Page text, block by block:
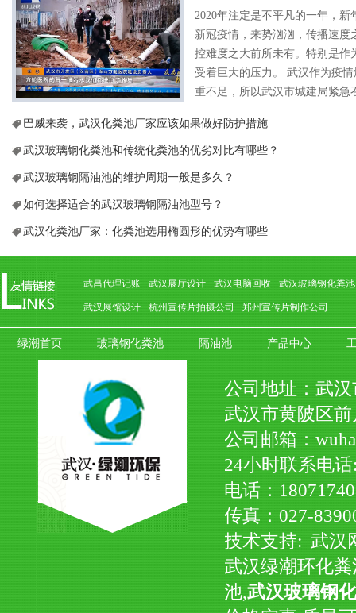
2020年注定是不平凡的一年，
新冠疫情，来势汹汹，传播速度
控难度之大前所未有。特别是作
受着巨大的压力。 武汉作为疫
重不足，所以武汉市城建局紧急
专题会议，要求参照2003年抗
模式，在武汉职工疗养院建设
山医院 ，火...
巴威来袭，武汉化粪池厂家应该如果做好防护措施
武汉玻璃钢化粪池和传统化粪池的优劣对比有哪些？
武汉玻璃钢隔油池的维护周期一般是多久？
如何选择适合的武汉玻璃钢隔油池型号？
武汉化粪池厂家：化粪池选用椭圆形的优势有哪些
武昌代理记账 武汉展厅设计 武汉电脑回收 武汉玻璃钢化粪池
武汉展馆设计 杭州宣传片拍摄公司 郑州宣传片制作公司
绿潮首页 玻璃钢化粪池 隔油池 产品中心
公司地址：武
武汉市黄陂区
公司邮箱：
24小时联系电
电话：
传真：027-
技术支持: 武汉
武汉绿潮环化
池,武汉玻璃钢